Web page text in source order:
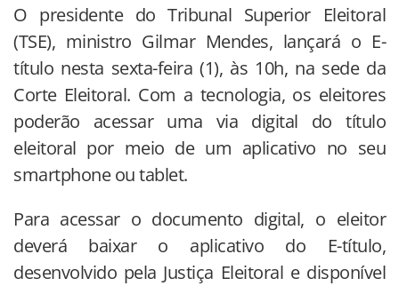
O presidente do Tribunal Superior Eleitoral
(TSE), ministro Gilmar Mendes, lançará o E-
título nesta sexta-feira (1), às 10h, na sede da
Corte Eleitoral. Com a tecnologia, os eleitores
poderão acessar uma via digital do título
eleitoral por meio de um aplicativo no seu
smartphone ou tablet.
Para acessar o documento digital, o eleitor
deverá baixar o aplicativo do E-título,
desenvolvido pela Justiça Eleitoral e disponível